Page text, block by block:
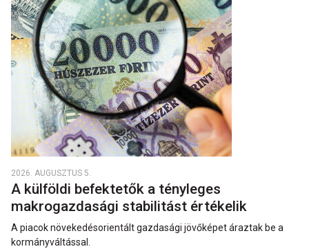
2026. AUGUSZTUS 5.
A külföldi befektetők a tényleges
makrogazdasági stabilitást értékelik
A piacok növekedésorientált gazdasági jövőképet áraztak be a
kormányváltással.